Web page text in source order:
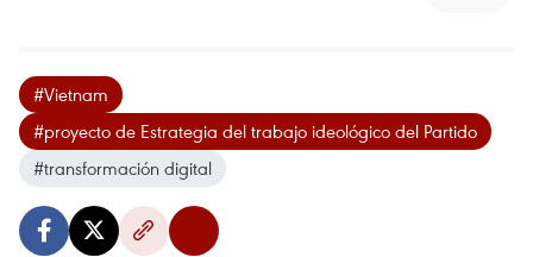
#Vietnam
#proyecto de Estrategia del trabajo ideológico del Partido
#transformación digital